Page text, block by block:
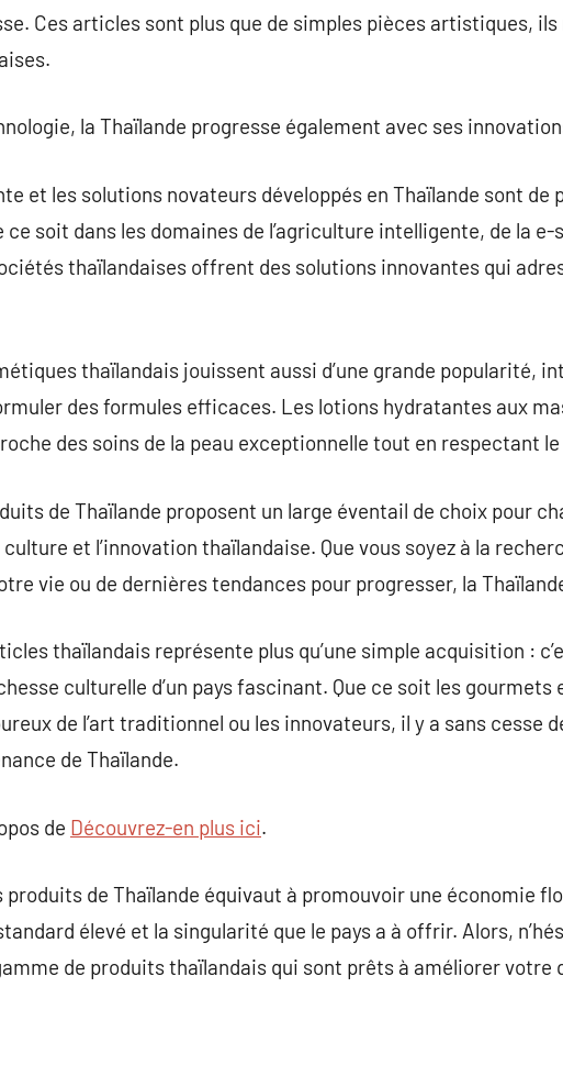
Ces articles sont plus que de simples pièces artistiques,
la Thaïlande progresse également avec ses
et les solutions novateurs développés en Thaïlande sont de
soit dans les domaines de l’agriculture intelligente, de la
thaïlandaises offrent des solutions innovantes qui
thaïlandais jouissent aussi d’une grande popularité,
des formules efficaces. Les lotions hydratantes aux
des soins de la peau exceptionnelle tout en respectant
de Thaïlande proposent un large éventail de choix pour
et l’innovation thaïlandaise. Que vous soyez à la
vie ou de dernières tendances pour progresser, la
thaïlandais représente plus qu’une simple acquisition :
culturelle d’un pays fascinant. Que ce soit les gourmets
de l’art traditionnel ou les innovateurs, il y a sans cesse
de Thaïlande.
de Découvrez-en plus ici.
produits de Thaïlande équivaut à promouvoir une économie
élevé et la singularité que le pays a à offrir. Alors,
de produits thaïlandais qui sont prêts à améliorer votre